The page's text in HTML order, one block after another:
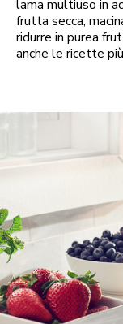
lama multiuso in
frutta secca,
ridurre in purea
anche le ricette